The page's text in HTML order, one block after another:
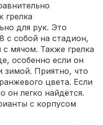
грелка
для рук. Это
с собой на стадион,
с мячом. Также грелка
особенно если он
зимой. Приятно, что
цвета. Если
он легко найдётся.
с корпусом